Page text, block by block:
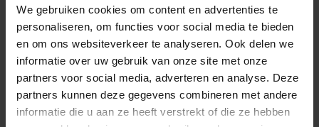
We gebruiken cookies om content en advertenties te
personaliseren, om functies voor social media te bieden
en om ons websiteverkeer te analyseren. Ook delen we
informatie over uw gebruik van onze site met onze
partners voor social media, adverteren en analyse. Deze
partners kunnen deze gegevens combineren met andere
informatie die u aan ze heeft verstrekt of die ze hebben
DOWNLOADS